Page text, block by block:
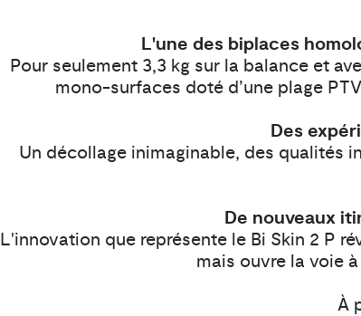
L'une des biplaces
Pour seulement 3,3 kg sur la balance et
mono-surfaces doté d’une plage
Des
Un décollage inimaginable, des qualités
De nouveaux
L'innovation que représente le Bi Skin 2 P
mais ouvre la voie
À